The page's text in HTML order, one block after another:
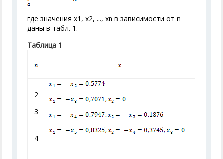
где значения x1 , х2, ..., хn в зависимости от n
даны в табл. 1.
Таблица 1
2
3
4